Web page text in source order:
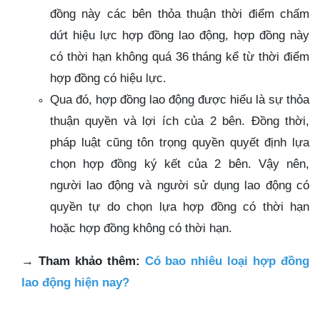
đồng này các bên thỏa thuận thời điểm chấm
dứt hiệu lực hợp đồng lao động, hợp đồng này
có thời hạn không quá 36 tháng kể từ thời điểm
hợp đồng có hiệu lực.
Qua đó, hợp đồng lao động được hiểu là sự thỏa
thuận quyền và lợi ích của 2 bên. Đồng thời,
pháp luật cũng tôn trọng quyền quyết định lựa
chọn hợp đồng ký kết của 2 bên. Vậy nên,
người lao động và người sử dụng lao động có
quyền tự do chọn lựa hợp đồng có thời hạn
hoặc hợp đồng không có thời hạn.
→ Tham khảo thêm: Có bao nhiêu loại hợp đồng
lao động hiện nay?